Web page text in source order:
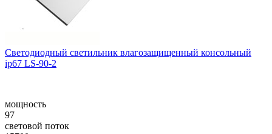
Cветодиодный светильник влагозащищенный консольный
ip67 LS-90-2
мощность
97
световой поток